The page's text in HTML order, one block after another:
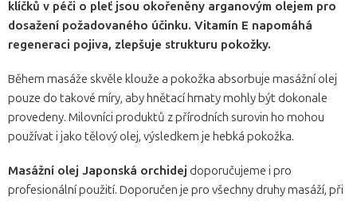
klíčků v péči o pleť jsou okořeněny arganovým olejem pro
dosažení požadovaného účinku. Vitamín E napomáhá
regeneraci pojiva, zlepšuje strukturu pokožky.
Během masáže skvěle klouže a pokožka absorbuje masážní olej
pouze do takové míry, aby hnětací hmaty mohly být dokonale
provedeny. Milovníci produktů z přírodních surovin ho mohou
používat i jako tělový olej, výsledkem je hebká pokožka.
Masážní olej Japonská orchidej doporučujeme i pro
profesionální použití. Doporučen je pro všechny druhy masáží, při